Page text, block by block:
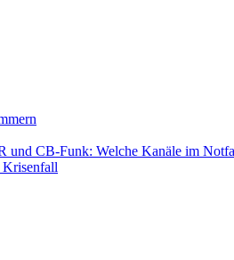
und CB-Funk: Welche Kanäle im
Krisenfall